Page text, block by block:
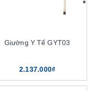
Giường Y Tế GYT03
2.137.000₫